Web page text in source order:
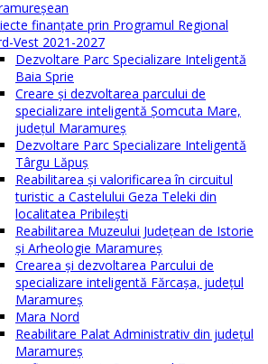
finanțate prin Programul Regional
Vest 2021-2027
Dezvoltare Parc Specializare Inteligentă
Baia Sprie
Creare și dezvoltarea parcului de
specializare inteligentă Șomcuta Mare,
județul Maramureș
Dezvoltare Parc Specializare Inteligentă
Târgu Lăpuș
Reabilitarea și valorificarea în circuitul
turistic a Castelului Geza Teleki din
localitatea Pribilești
Reabilitarea Muzeului Județean de Istorie
și Arheologie Maramureș
Crearea și dezvoltarea Parcului de
specializare inteligentă Fărcașa, județul
Maramureș
Mara Nord
Reabilitare Palat Administrativ din județul
Maramureș